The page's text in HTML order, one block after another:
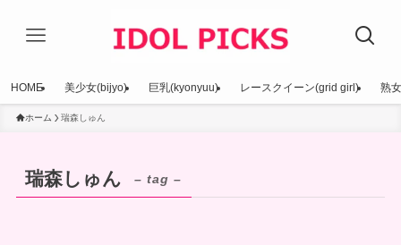
HOME 美少女(bijyo) 巨乳(kyonyuu) レースクイーン(grid girl) 熟
ホーム 瑞森しゅん
瑞森しゅん – tag –